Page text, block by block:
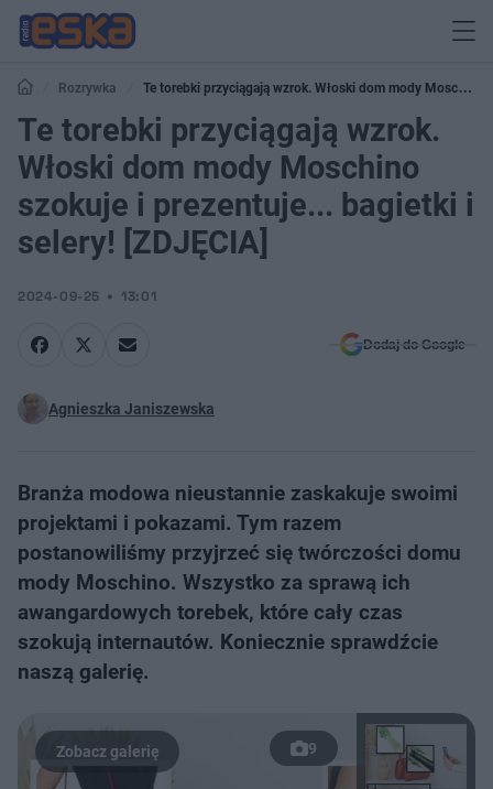
Rozrywka
Te torebki przyciągają wzrok. Włoski dom mody Moschino
szokuje i prezentuje... bagietki i selery! [ZDJĘCIA]
Te torebki przyciągają wzrok.
Włoski dom mody Moschino
szokuje i prezentuje... bagietki i
selery! [ZDJĘCIA]
2024-09-25 13:01
Dodaj do Google
Agnieszka Janiszewska
Branża modowa nieustannie zaskakuje swoimi
projektami i pokazami. Tym razem
postanowiliśmy przyjrzeć się twórczości domu
mody Moschino. Wszystko za sprawą ich
awangardowych torebek, które cały czas
szokują internautów. Koniecznie sprawdźcie
naszą galerię.
9